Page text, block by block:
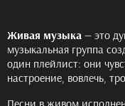
Живая музыка — это
музыкальная группа
один плейлист: они
настроение, вовлечь,
Песни в живом